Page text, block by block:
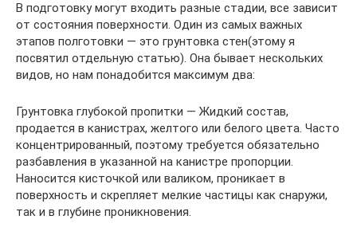
В подготовку могут входить разные стадии, все зависит
от состояния поверхности. Один из самых важных
этапов полготовки — это грунтовка стен(этому я
посвятил отдельную статью). Она бывает нескольких
видов, но нам понадобится максимум два:
Грунтовка глубокой пропитки — Жидкий состав,
продается в канистрах, желтого или белого цвета. Часто
концентрированный, поэтому требуется обязательно
разбавления в указанной на канистре пропорции.
Наносится кисточкой или валиком, проникает в
поверхность и скрепляет мелкие частицы как снаружи,
так и в глубине проникновения.